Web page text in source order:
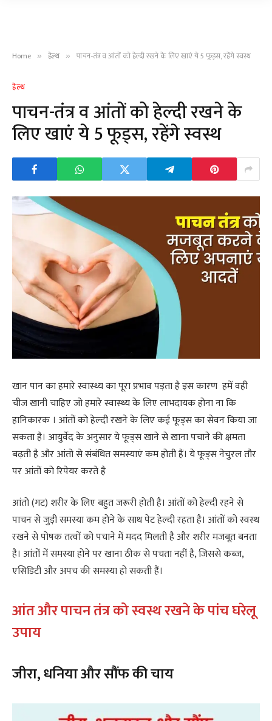
Home » हेल्थ » पाचन-तंत्र व आंतों को हेल्दी रखने के लिए खाएं ये 5 फूड्स, रहेंगे स्वस्थ
हेल्थ
पाचन-तंत्र व आंतों को हेल्दी रखने के
लिए खाएं ये 5 फूड्स, रहेंगे स्वस्थ
खान पान का हमारे स्वास्थ्य का पूरा प्रभाव पड़ता है इस कारण हमें वही
चीज खानी चाहिए जो हमारे स्वास्थ्य के लिए लाभदायक होना ना कि
हानिकारक । आंतों को हेल्दी रखने के लिए कई फूड्स का सेवन किया जा
सकता है। आयुर्वेद के अनुसार ये फूड्स खाने से खाना पचाने की क्षमता
बढ़ती है और आंतो से संबंधित समस्याएं कम होती हैं। ये फूड्स नेचुरल तौर
पर आंतों को रिपेयर करते है
आंतो (गट) शरीर के लिए बहुत जरूरी होती है। आंतों को हेल्दी रहने से
पाचन से जुड़ी समस्या कम होने के साथ पेट हेल्दी रहता है। आंतों को स्वस्थ
रखने से पोषक तत्वों को पचाने में मदद मिलती है और शरीर मजबूत बनता
है। आंतों में समस्या होने पर खाना ठीक से पचता नहीं है, जिससे कब्ज,
एसिडिटी और अपच की समस्या हो सकती हैं।
आंत और पाचन तंत्र को स्वस्थ रखने के पांच घरेलू
उपाय
जीरा, धनिया और सौंफ की चाय